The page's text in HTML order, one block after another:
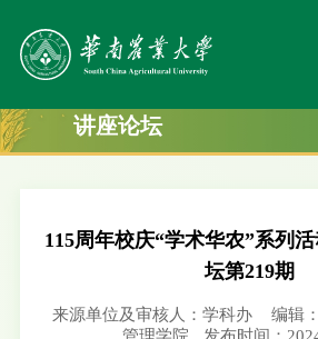
讲座论坛
115周年校庆“学术华农”系列
坛第219期
来源单位及审核人：学科办 编辑：